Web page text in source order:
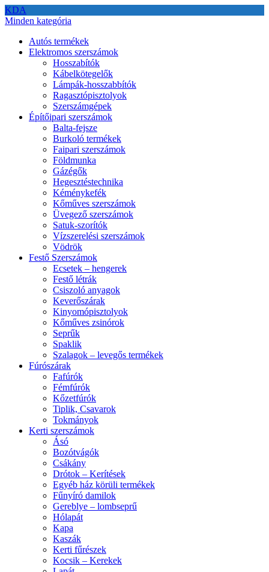
KDA
Minden kategória
Autós termékek
Elektromos szerszámok
Hosszabítók
Kábelkötegelők
Lámpák-hosszabbítók
Ragasztópisztolyok
Szerszámgépek
Építőipari szerszámok
Balta-fejsze
Burkoló termékek
Faipari szerszámok
Földmunka
Gázégők
Hegesztéstechnika
Kéménykefék
Kőműves szerszámok
Üvegező szerszámok
Satuk-szorítók
Vízszerelési szerszámok
Vödrök
Festő Szerszámok
Ecsetek – hengerek
Festő létrák
Csiszoló anyagok
Keverőszárak
Kinyomópisztolyok
Kőműves zsinórok
Seprűk
Spaklik
Szalagok – levegős termékek
Fúrószárak
Fafúrók
Fémfúrók
Kőzetfúrók
Tiplik, Csavarok
Tokmányok
Kerti szerszámok
Ásó
Bozótvágók
Csákány
Drótok – Kerítések
Egyéb ház körüli termékek
Fűnyíró damilok
Gereblye – lombseprű
Hólapát
Kapa
Kaszák
Kerti fűrészek
Kocsik – Kerekek